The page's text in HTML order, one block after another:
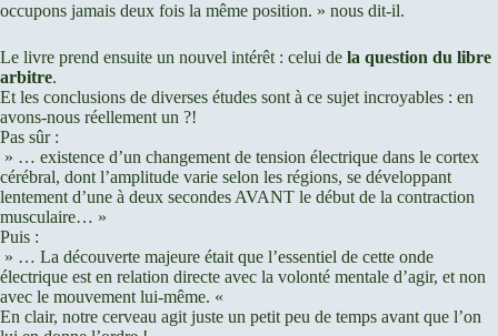
occupons jamais deux fois la même position. » nous dit-il.
Le livre prend ensuite un nouvel intérêt : celui de la question du libre
arbitre.
Et les conclusions de diverses études sont à ce sujet incroyables : en
avons-nous réellement un ?!
Pas sûr :
» … existence d’un changement de tension électrique dans le cortex
cérébral, dont l’amplitude varie selon les régions, se développant
lentement d’une à deux secondes AVANT le début de la contraction
musculaire… »
Puis :
» … La découverte majeure était que l’essentiel de cette onde
électrique est en relation directe avec la volonté mentale d’agir, et non
avec le mouvement lui-même. «
En clair, notre cerveau agit juste un petit peu de temps avant que l’on